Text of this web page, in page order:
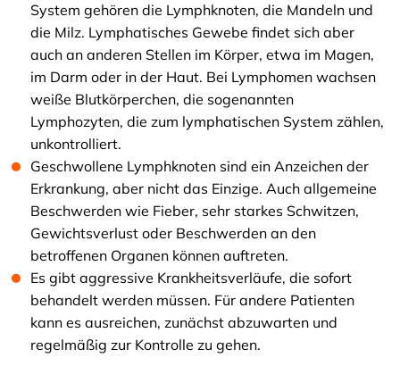
System gehören die Lymphknoten, die Mandeln und
die Milz. Lymphatisches Gewebe findet sich aber
auch an anderen Stellen im Körper, etwa im Magen,
im Darm oder in der Haut. Bei Lymphomen wachsen
weiße Blutkörperchen, die sogenannten
Lymphozyten, die zum lymphatischen System zählen,
unkontrolliert.
Geschwollene Lymphknoten sind ein Anzeichen der
Erkrankung, aber nicht das Einzige. Auch allgemeine
Beschwerden wie Fieber, sehr starkes Schwitzen,
Gewichtsverlust oder Beschwerden an den
betroffenen Organen können auftreten.
Es gibt aggressive Krankheitsverläufe, die sofort
behandelt werden müssen. Für andere Patienten
kann es ausreichen, zunächst abzuwarten und
regelmäßig zur Kontrolle zu gehen.